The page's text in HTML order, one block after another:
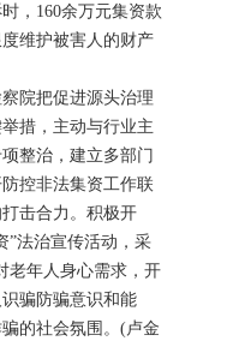
，160余万元集资款
维护被害人的财产
院把促进源头治理
措，主动与行业主
整治，建立多部门
控非法集资工作联
击合力。积极开
”法治宣传活动，采
老年人身心需求，开
骗防骗意识和能
的社会氛围。(卢金